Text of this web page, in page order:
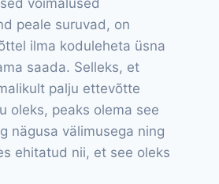
võimalused
peale suruvad, on
ilma koduleheta üsna
saada. Selleks, et
palju ettevõtte
oleks, peaks olema see
nägusa välimusega ning
ehitatud nii, et see oleks